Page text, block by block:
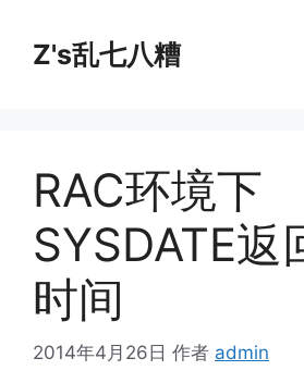
Z's乱七八糟
RAC环境下
SYSDATE返
时间
2014年4月26日 作者 admin